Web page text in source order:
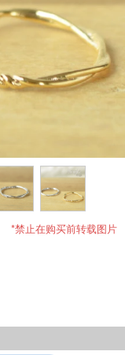
*禁止在购买前转载图片